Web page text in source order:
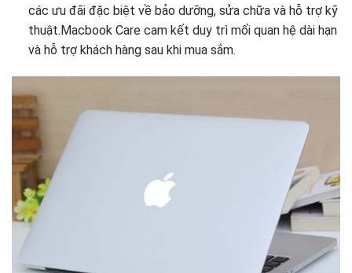
các ưu đãi đặc biệt về bảo dưỡng, sửa chữa và hỗ trợ kỹ
thuật.Macbook Care cam kết duy trì mối quan hệ dài hạn
và hỗ trợ khách hàng sau khi mua sắm.